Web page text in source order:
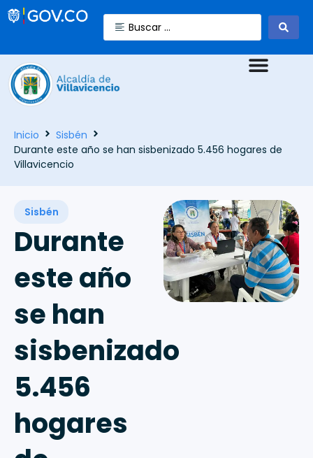
Inicio
Sisbén
Durante este año se han sisbenizado 5.456 hogares de
Villavicencio
Sisbén
Durante
este año
se han
sisbenizado
5.456
hogares